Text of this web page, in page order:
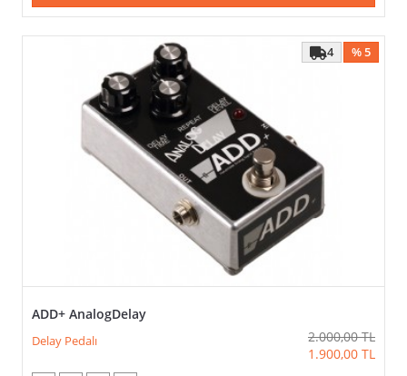
% 5
4
ADD+ AnalogDelay
Delay Pedalı 2.000,00 TL
1.900,00 TL